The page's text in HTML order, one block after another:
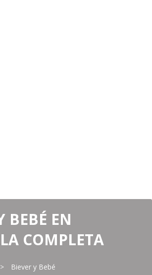
BEBÉ EN
COMPLETA
Biever y Bebé